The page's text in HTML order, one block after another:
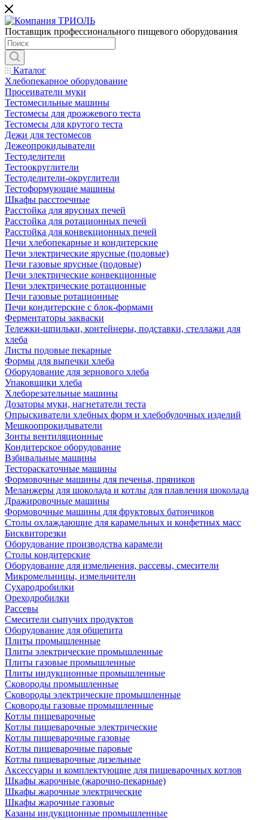
Поставщик профессионального пищевого оборудования
Каталог
Хлебопекарное оборудование
Просеиватели муки
Тестомесильные машины
Тестомесы для дрожжевого теста
Тестомесы для крутого теста
Дежи для тестомесов
Дежеопрокидыватели
Тестоделители
Тестоокруглители
Тестоделители-округлители
Тестоформующие машины
Шкафы расстоечные
Расстойка для ярусных печей
Расстойка для ротационных печей
Расстойка для конвекционных печей
Печи хлебопекарные и кондитерские
Печи электрические ярусные (подовые)
Печи газовые ярусные (подовые)
Печи электрические конвекционные
Печи электрические ротационные
Печи газовые ротационные
Печи кондитерские с блок-формами
Ферментаторы закваски
Тележки-шпильки, контейнеры, подставки, стеллажи для
хлеба
Листы подовые пекарные
Формы для выпечки хлеба
Оборудование для зернового хлеба
Упаковщики хлеба
Хлеборезательные машины
Дозаторы муки, нагнетатели теста
Опрыскиватели хлебных форм и хлебобулочных изделий
Мешкоопрокидыватели
Зонты вентиляционные
Кондитерское оборудование
Взбивальные машины
Тестораскаточные машины
Формовочные машины для печенья, пряников
Меланжеры для шоколада и котлы для плавления шоколада
Дражировочные машины
Формовочные машины для фруктовых батончиков
Столы охлаждающие для карамельных и конфетных масс
Бисквиторезки
Оборудование производства карамели
Столы кондитерские
Оборудование для измельчения, рассевы, смесители
Микромельницы, измельчители
Сухародробилки
Ореходробилки
Рассевы
Смесители сыпучих продуктов
Оборудование для общепита
Плиты промышленные
Плиты электрические промышленные
Плиты газовые промышленные
Плиты индукционные промышленные
Сковороды промышленные
Сковороды электрические промышленные
Сковороды газовые промышленные
Котлы пищеварочные
Котлы пищеварочные электрические
Котлы пищеварочные газовые
Котлы пищеварочные паровые
Котлы пищеварочные дизельные
Аксессуары и комплектующие для пищеварочных котлов
Шкафы жарочные (жарочно-пекарные)
Шкафы жарочные электрические
Шкафы жарочные газовые
Казаны индукционные промышленные